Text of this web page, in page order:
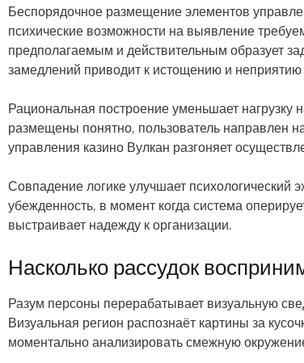
Беспорядочное размещение элементов
психические возможности на выявление
предполагаемым и действительным образует
замедлений приводит к истощению и неприятию
Рациональная построение уменьшает нагрузку
размещены понятно, пользователь направлен
управления казино Вулкан разгоняет
Совпадение логике улучшает психологический
убежденность, в момент когда система
выстраивает надежду к организации.
Насколько рассудок
Разум персоны перерабатывает визуальную
Визуальная регион распознаёт картины за
моментально анализировать смежную